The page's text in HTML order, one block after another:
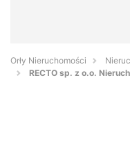
Orły Nieruchomości
RECTO sp. z o.o.